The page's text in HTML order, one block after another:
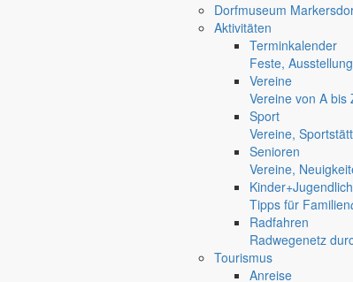
Dorfmuseum
Aktivitäten
Terminkalender
Feste,
Vereine
Vereine von A bis
Sport
Vereine,
Senioren
Vereine,
Tipps für Familien
Radfahren
Radwegenetz
Tourismus
Anreise